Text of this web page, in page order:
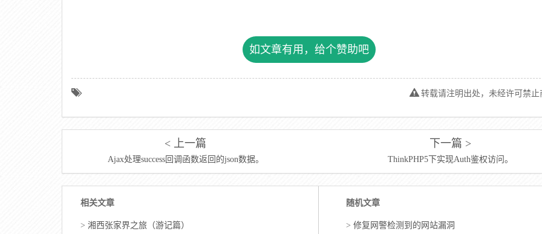
如文章有用，给个赞助吧
转载请注明出处，未经许可禁止
< 上一篇
Ajax处理success回调函数返回的json数据。
下一篇 >
ThinkPHP5下实现Auth鉴权访问。
相关文章
> 湘西张家界之旅（游记篇）
随机文章
> 修复网警检测到的网站漏洞